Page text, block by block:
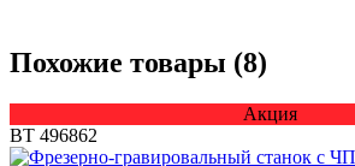
Похожие товары (8)
Акция
ВТ 496862